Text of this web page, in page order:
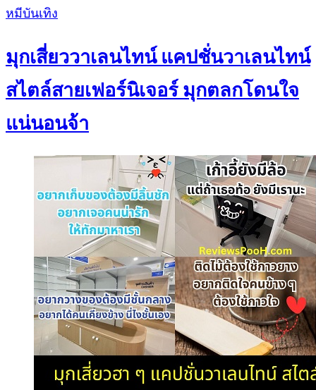
Posted
หมีบันเทิง
มุกเสี่ยววาเลนไทน์ แคปชั่นวาเลนไทน์
สไตล์สายเฟอร์นิเจอร์ มุกตลกโดนใจ
แน่นอนจ้า